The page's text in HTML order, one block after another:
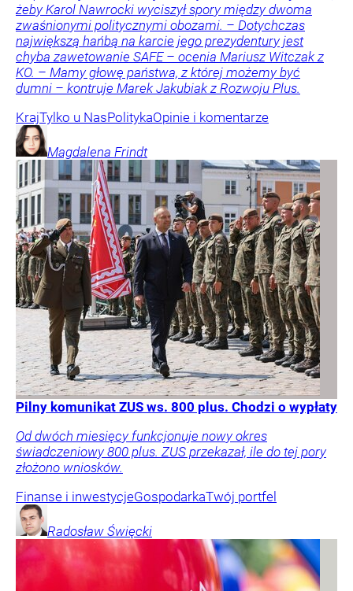
żeby Karol Nawrocki wyciszył spory między dwoma
zwaśnionymi politycznymi obozami. – Dotychczas
największą hańbą na karcie jego prezydentury jest
chyba zawetowanie SAFE – ocenia Mariusz Witczak z
KO. – Mamy głowę państwa, z której możemy być
dumni – kontruje Marek Jakubiak z Rozwoju Plus.
KrajTylko u NasPolitykaOpinie i komentarze
Magdalena Frindt
Pilny komunikat ZUS ws. 800 plus. Chodzi o wypłaty
Od dwóch miesięcy funkcjonuje nowy okres
świadczeniowy 800 plus. ZUS przekazał, ile do tej pory
złożono wniosków.
Finanse i inwestycjeGospodarkaTwój portfel
Radosław Święcki